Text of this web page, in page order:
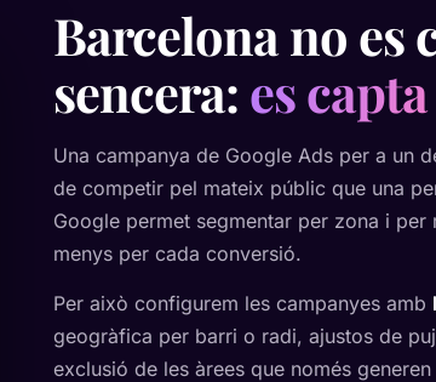
Barcelona no es
sencera: es
Una campanya de Google Ads per a un
de competir pel mateix públic que una
Google permet segmentar per zona i
menys per cada conversió.
Per això configurem les campanyes amb
geogràfica per barri o radi, ajustos de
exclusió de les àrees que només